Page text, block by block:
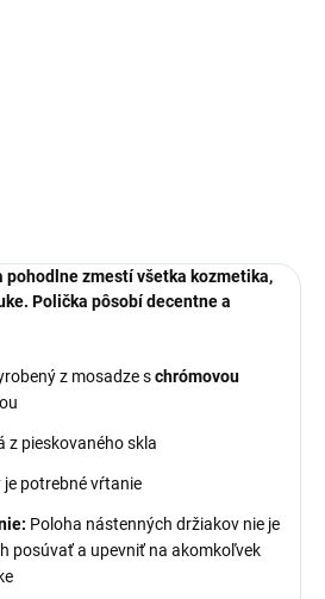
pohodlne zmestí všetka kozmetika,
Polička pôsobí decentne a
z mosadze schrómovou
z pieskovaného skla
je potrebné vŕtanie
Poloha nástenných držiakov nie je
posúvať a upevniť na akomkoľvek